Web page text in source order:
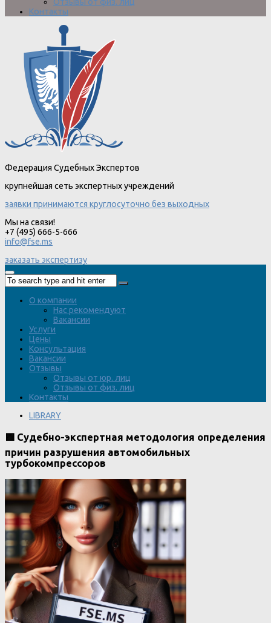
Отзывы от физ. лиц
Контакты
Федерация Судебных Экспертов
крупнейшая сеть экспертных учреждений
заявки принимаются круглосуточно без выходных
Мы на связи!
+7 (495) 666-5-666
info@fse.ms
заказать экспертизу
О компании
Нас рекомендуют
Вакансии
Услуги
Цены
Консультация
Вакансии
Отзывы
Отзывы от юр. лиц
Отзывы от физ. лиц
Контакты
LIBRARY
🟩 Судебно-экспертная методология определения
причин разрушения автомобильных
турбокомпрессоров